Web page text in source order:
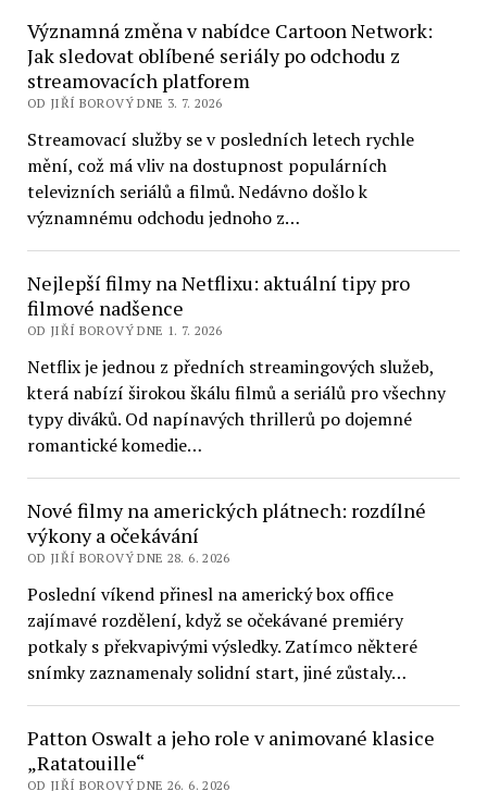
Významná změna v nabídce Cartoon Network:
Jak sledovat oblíbené seriály po odchodu z
streamovacích platforem
OD JIŘÍ BOROVÝ DNE 3. 7. 2026
Streamovací služby se v posledních letech rychle
mění, což má vliv na dostupnost populárních
televizních seriálů a filmů. Nedávno došlo k
významnému odchodu jednoho z…
Nejlepší filmy na Netflixu: aktuální tipy pro
filmové nadšence
OD JIŘÍ BOROVÝ DNE 1. 7. 2026
Netflix je jednou z předních streamingových služeb,
která nabízí širokou škálu filmů a seriálů pro všechny
typy diváků. Od napínavých thrillerů po dojemné
romantické komedie…
Nové filmy na amerických plátnech: rozdílné
výkony a očekávání
OD JIŘÍ BOROVÝ DNE 28. 6. 2026
Poslední víkend přinesl na americký box office
zajímavé rozdělení, když se očekávané premiéry
potkaly s překvapivými výsledky. Zatímco některé
snímky zaznamenaly solidní start, jiné zůstaly…
Patton Oswalt a jeho role v animované klasice
„Ratatouille“
OD JIŘÍ BOROVÝ DNE 26. 6. 2026